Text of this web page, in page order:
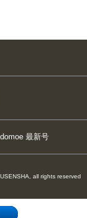
最新号
all rights reserved